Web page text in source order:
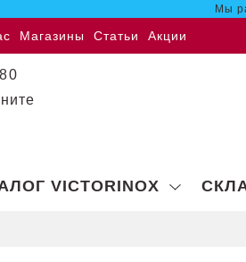
Мы
Магазины Статьи Акции
VICTORINOX